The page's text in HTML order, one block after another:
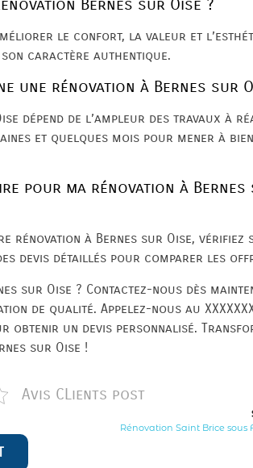
Bernes sur Oise ?
le confort, la valeur et
caractère authentique.
une rénovation à Bernes sur
dépend de l’ampleur des travaux à
et quelques mois pour mener à
pour ma rénovation à Bernes
à Bernes sur Oise, vérifiez
devis détaillés pour comparer les
sur Oise ? Contactez-nous dès
de qualité. Appelez-nous au
un devis personnalisé.
sur Oise !
Avis CLients post
Rénovation Saint Brice sous